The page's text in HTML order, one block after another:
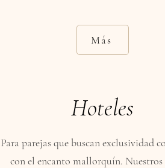
Más
Hoteles
Para parejas que buscan exclusividad
con el encanto mallorquín. Nuestros